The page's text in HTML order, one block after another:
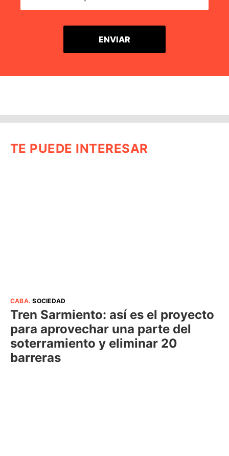
TE PUEDE INTERESAR
CABA.SOCIEDAD
Tren Sarmiento: así es el proyecto
para aprovechar una parte del
soterramiento y eliminar 20
barreras